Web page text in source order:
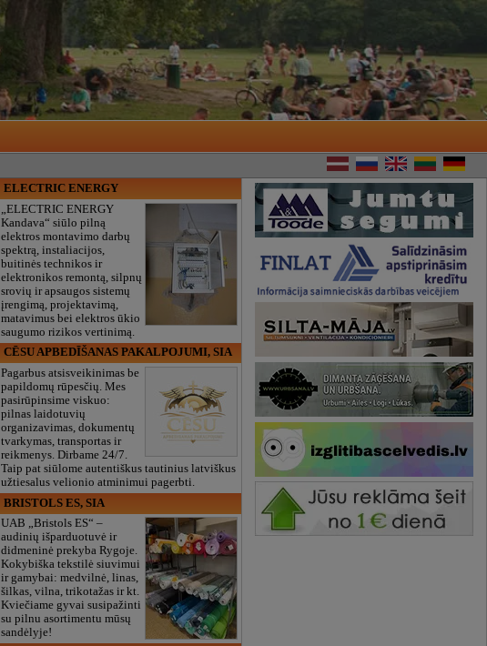
ELECTRIC ENERGY
„ELECTRIC ENERGY
Kandava“ siūlo pilną
elektros montavimo darbų
spektrą, instaliacijos,
buitinės technikos ir
elektronikos remontą, silpnų
srovių ir apsaugos sistemų
įrengimą, projektavimą,
matavimus bei elektros ūkio
saugumo rizikos vertinimą.
CĒSU APBEDĪŠANAS PAKALPOJUMI, SIA
Pagarbus atsisveikinimas be
papildomų rūpesčių. Mes
pasirūpinsime viskuo:
pilnas laidotuvių
organizavimas, dokumentų
tvarkymas, transportas ir
reikmenys. Dirbame 24/7.
Taip pat siūlome autentiškus tautinius latviškus
užtiesalus velionio atminimui pagerbti.
BRISTOLS ES, SIA
UAB „Bristols ES“ –
audinių išparduotuvė ir
didmeninė prekyba Rygoje.
Kokybiška tekstilė siuvimui
ir gamybai: medvilnė, linas,
šilkas, vilna, trikotažas ir kt.
Kviečiame gyvai susipažinti
su pilnu asortimentu mūsų
sandėlyje!